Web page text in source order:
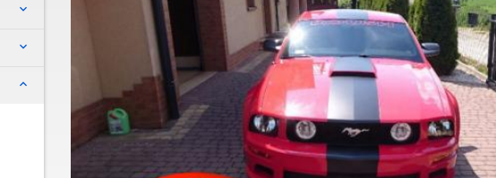
keyboard_arrow_down
keyboard_arrow_down
keyboard_arrow_down